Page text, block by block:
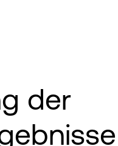
der